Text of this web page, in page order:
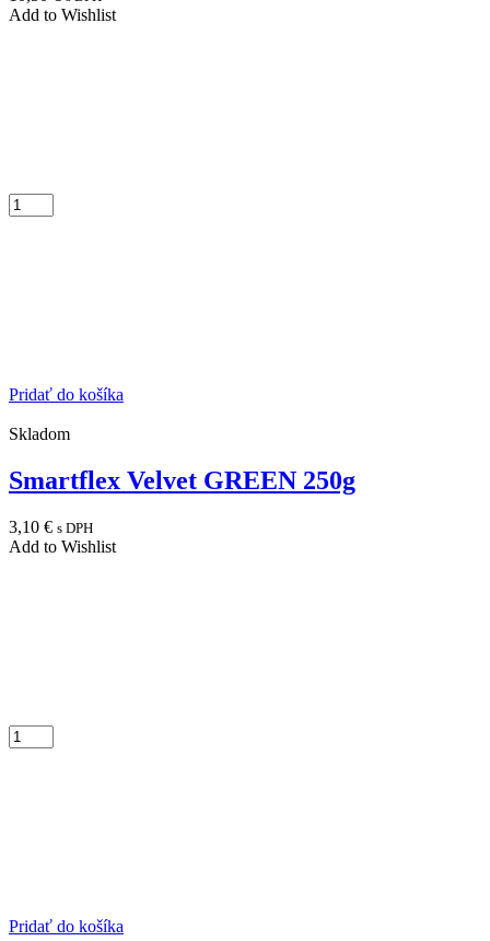
Add to Wishlist
Pridať do košíka
Skladom
Smartflex Velvet GREEN 250g
3,10 € s DPH
Add to Wishlist
Pridať do košíka